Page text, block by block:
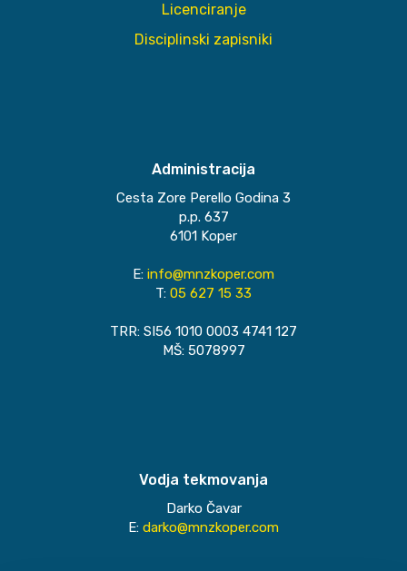
Licenciranje
Disciplinski zapisniki
Administracija
Cesta Zore Perello Godina 3
p.p. 637
6101 Koper
E: info@mnzkoper.com
T: 05 627 15 33
TRR: SI56 1010 0003 4741 127
MŠ: 5078997
Vodja tekmovanja
Darko Čavar
E: darko@mnzkoper.com